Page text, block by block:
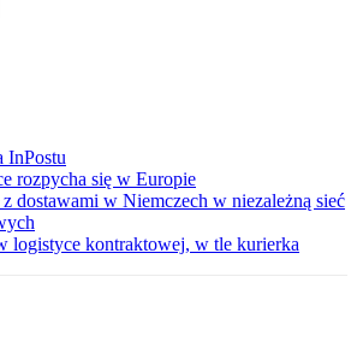
InPostu
rozpycha się w Europie
z dostawami w Niemczech w niezależną sieć
logistyce kontraktowej, w tle kurierka